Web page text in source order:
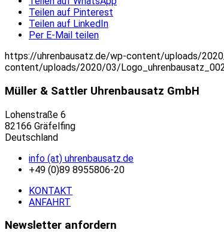
Teilen auf Pinterest
Teilen auf LinkedIn
Per E-Mail teilen
https://uhrenbausatz.de/wp-content/uploads/
content/uploads/2020/03/
Müller & Sattler Uhrenbausatz GmbH
Lohenstraße 6
82166 Gräfelfing
Deutschland
info (at) uhrenbausatz.de
+49 (0)89 8955806-20
KONTAKT
ANFAHRT
Newsletter anfordern